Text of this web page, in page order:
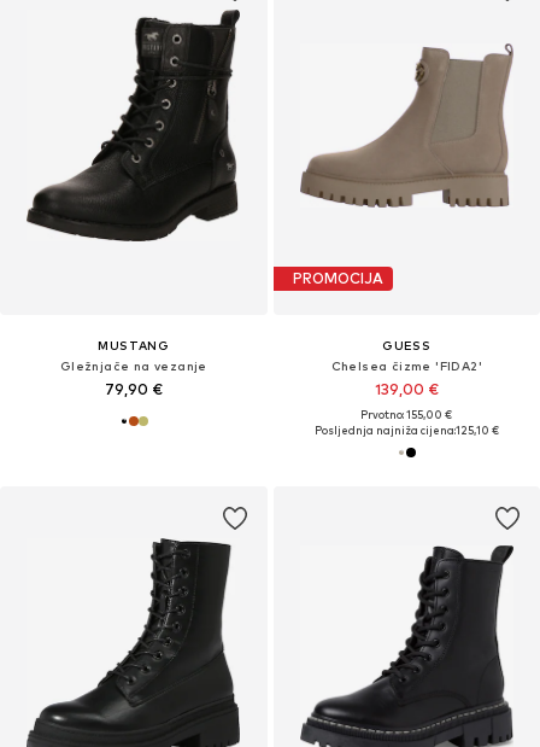
MUSTANG
Gležnjače na vezanje
79,90 €
PROMOCIJA
GUESS
Chelsea čizme 'FIDA2'
139,00 €
Prvotno: 155,00 €
Posljednja najniža cijena:125,10 €